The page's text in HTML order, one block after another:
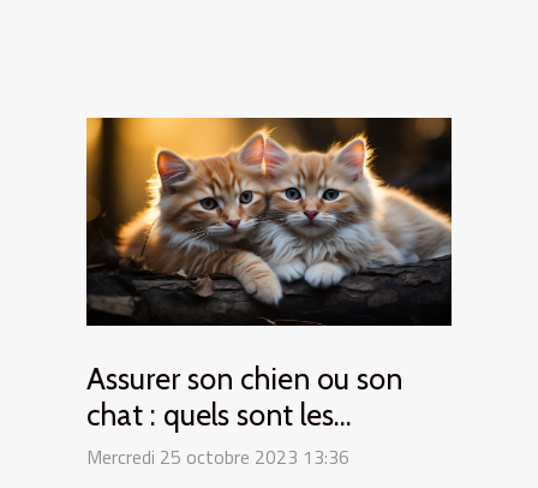
Assurer son chien ou son
chat : quels sont les
intérêts ?
Mercredi 25 octobre 2023 13:36